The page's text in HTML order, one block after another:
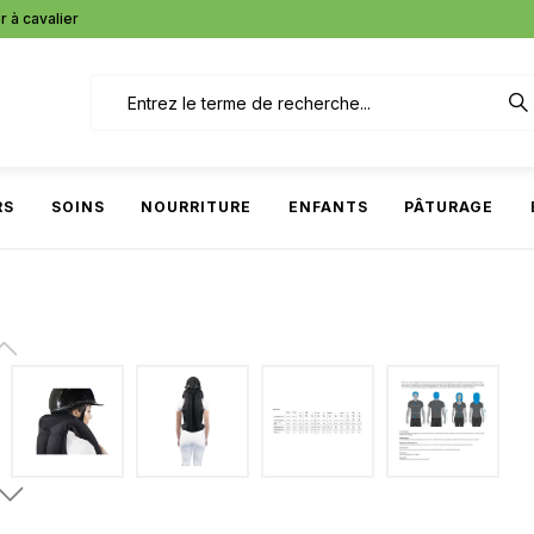
à cavalier
SOINS NOURRITURE ENFANTS PÂTURAGE